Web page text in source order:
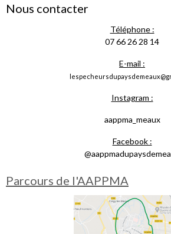
Nous contacter
Téléphone :
07 66 26 28 14
E-mail :
Instagram :
aappma_meaux
Facebook :
Parcours de l'AAPPMA